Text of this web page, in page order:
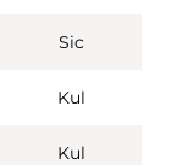
Sic
Kul
Kul